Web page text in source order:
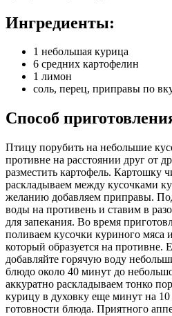
Ингредиенты:
1 небольшая курица
6 средних картофелин
1 лимон
соль, перец, приправы по
Способ
Птицу порубить на небольшие
противне на расстоянии друг от
разместить картофель. Картошку
раскладываем между кусочками
желанию добавляем приправы.
воды на противень и ставим в
для запекания. Во время
поливаем кусочки куриного мяса
который образуется на противне.
добавляйте горячую воду
блюдо около 40 минут до
аккуратно раскладываем тонко
курицу в духовку еще минут на
готовности блюда. Приятного